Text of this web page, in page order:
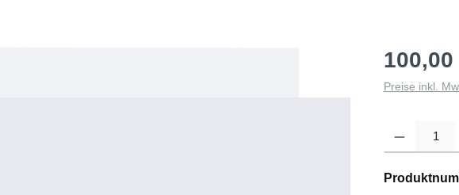
100,00
Preise inkl.